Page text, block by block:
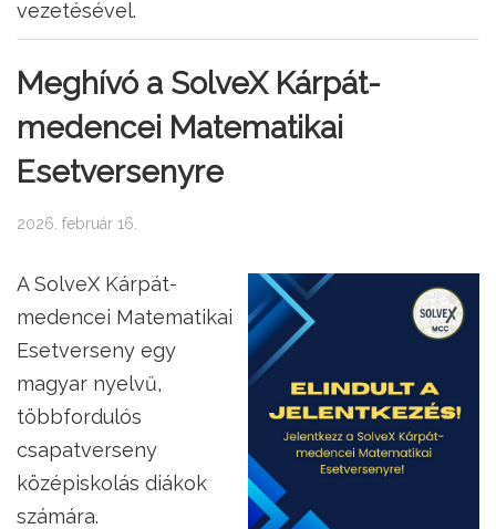
vezetésével.
Meghívó a SolveX Kárpát-
medencei Matematikai
Esetversenyre
2026. február 16.
A SolveX Kárpát-
medencei Matematikai
Esetverseny egy
magyar nyelvű,
többfordulós
csapatverseny
középiskolás diákok
számára.